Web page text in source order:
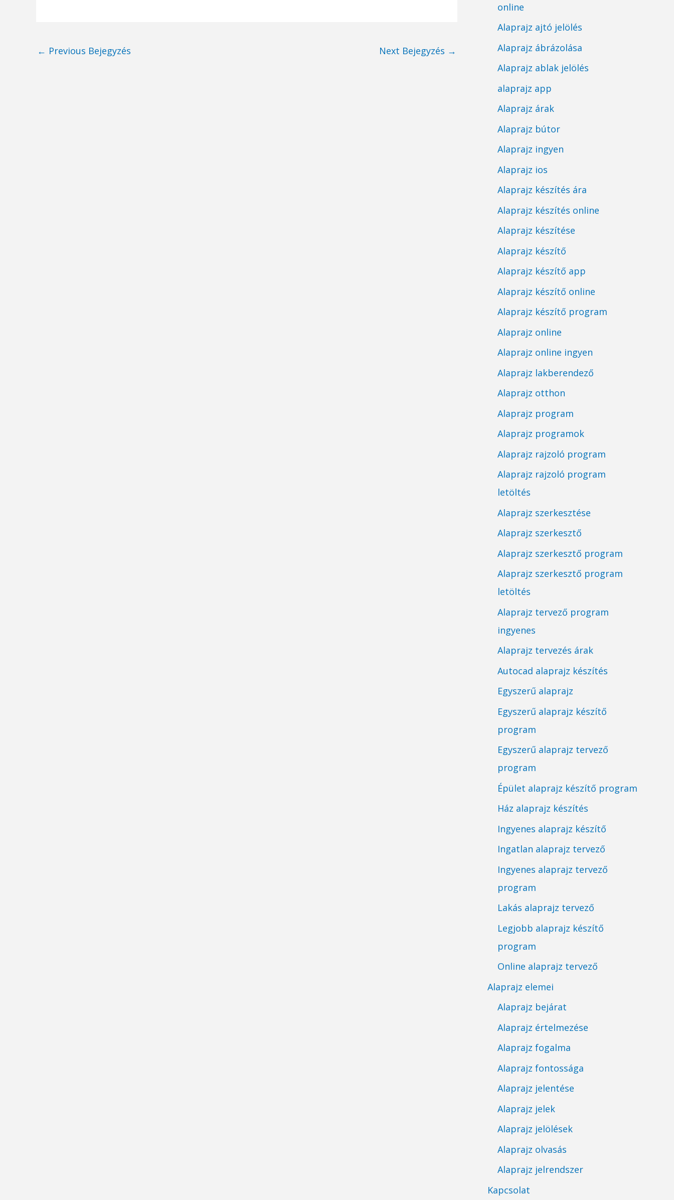
Post
← Previous Bejegyzés Next Bejegyzés →
online
Alaprajz ajtó jelölés
Alaprajz ábrázolása
Alaprajz ablak jelölés
alaprajz app
Alaprajz árak
Alaprajz bútor
Alaprajz ingyen
Alaprajz ios
Alaprajz készítés ára
Alaprajz készítés online
Alaprajz készítése
Alaprajz készítő
Alaprajz készítő app
Alaprajz készítő online
Alaprajz készítő program
Alaprajz online
Alaprajz online ingyen
Alaprajz lakberendező
Alaprajz otthon
Alaprajz program
Alaprajz programok
Alaprajz rajzoló program
Alaprajz rajzoló program
letöltés
Alaprajz szerkesztése
Alaprajz szerkesztő
Alaprajz szerkesztő program
Alaprajz szerkesztő program
letöltés
Alaprajz tervező program
ingyenes
Alaprajz tervezés árak
Autocad alaprajz készítés
Egyszerű alaprajz
Egyszerű alaprajz készítő
program
Egyszerű alaprajz tervező
program
Épület alaprajz készítő program
Ház alaprajz készítés
Ingyenes alaprajz készítő
Ingatlan alaprajz tervező
Ingyenes alaprajz tervező
program
Lakás alaprajz tervező
Legjobb alaprajz készítő
program
Online alaprajz tervező
Alaprajz elemei
Alaprajz bejárat
Alaprajz értelmezése
Alaprajz fogalma
Alaprajz fontossága
Alaprajz jelentése
Alaprajz jelek
Alaprajz jelölések
Alaprajz olvasás
Alaprajz jelrendszer
Kapcsolat